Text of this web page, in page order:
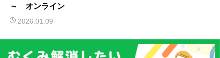
～ オンライン
2026.01.09